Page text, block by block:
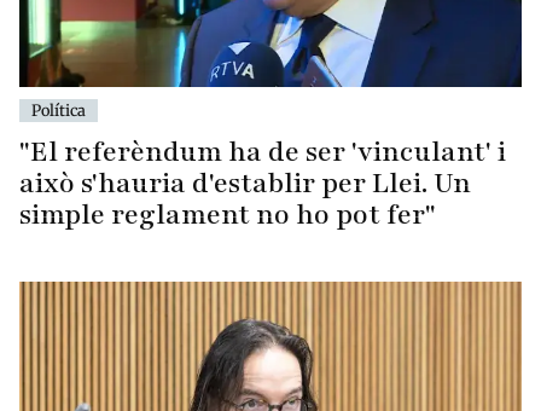
Política
"El referèndum ha de ser 'vinculant' i
això s'hauria d'establir per Llei. Un
simple reglament no ho pot fer"